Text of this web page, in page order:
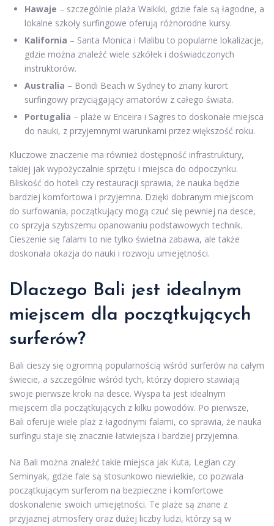
Hawaje – szczególnie plaża Waikiki, gdzie fale są łagodne, a
lokalne szkoły surfingowe oferują różnorodne kursy.
Kalifornia – Santa Monica i Malibu to popularne lokalizacje,
gdzie można znaleźć wiele szkółek i doświadczonych
instruktorów.
Australia – Bondi Beach w Sydney to znany kurort
surfingowy przyciągający amatorów z całego świata.
Portugalia – plaże w Ericeira i Sagres to doskonałe miejsca
do nauki, z przyjemnymi warunkami przez większość roku.
Kluczowe znaczenie ma również dostępność infrastruktury,
takiej jak wypożyczalnie sprzętu i miejsca do odpoczynku.
Bliskość do hoteli czy restauracji sprawia, że nauka będzie
bardziej komfortowa i przyjemna. Dzięki dobranym miejscom
do surfowania, początkujący mogą czuć się pewniej na desce,
co sprzyja szybszemu opanowaniu podstawowych technik.
Cieszenie się falami to nie tylko świetna zabawa, ale także
doskonała okazja do nauki i rozwoju umiejętności.
Dlaczego Bali jest idealnym
miejscem dla początkujących
surferów?
Bali cieszy się ogromną popularnością wśród surferów na całym
świecie, a szczególnie wśród tych, którzy dopiero stawiają
swoje pierwsze kroki na desce. Wyspa ta jest idealnym
miejscem dla początkujących z kilku powodów. Po pierwsze,
Bali oferuje wiele plaż z łagodnymi falami, co sprawia, że nauka
surfingu staje się znacznie łatwiejsza i bardziej przyjemna.
Na Bali można znaleźć takie miejsca jak Kuta, Legian czy
Seminyak, gdzie fale są stosunkowo niewielkie, co pozwala
początkującym surferom na bezpieczne i komfortowe
doskonalenie swoich umiejętności. Te plaże są znane z
przyjaznej atmosfery oraz dużej liczby ludzi, którzy są w